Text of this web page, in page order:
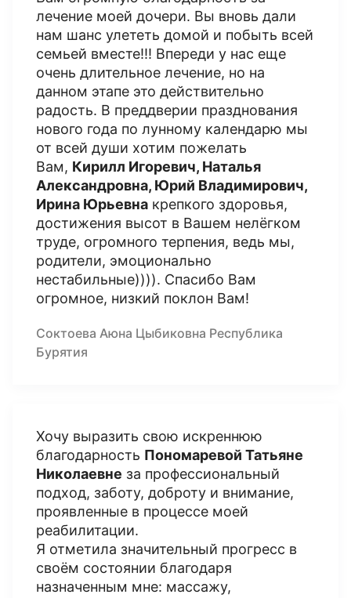
лечение моей дочери. Вы вновь дали
нам шанс улететь домой и побыть всей
семьей вместе!!! Впереди у нас еще
очень длительное лечение, но на
данном этапе это действительно
радость. В преддверии празднования
нового года по лунному календарю мы
от всей души хотим пожелать
Вам, Кирилл Игоревич, Наталья
Александровна, Юрий Владимирович,
Ирина Юрьевна крепкого здоровья,
достижения высот в Вашем нелёгком
труде, огромного терпения, ведь мы,
родители, эмоционально
нестабильные)))). Спасибо Вам
огромное, низкий поклон Вам!
Соктоева Аюна Цыбиковна Республика
Бурятия
Хочу выразить свою искреннюю
благодарность Пономаревой Татьяне
Николаевне за профессиональный
подход, заботу, доброту и внимание,
проявленные в процессе моей
реабилитации.
Я отметила значительный прогресс в
своём состоянии благодаря
назначенным мне: массажу,